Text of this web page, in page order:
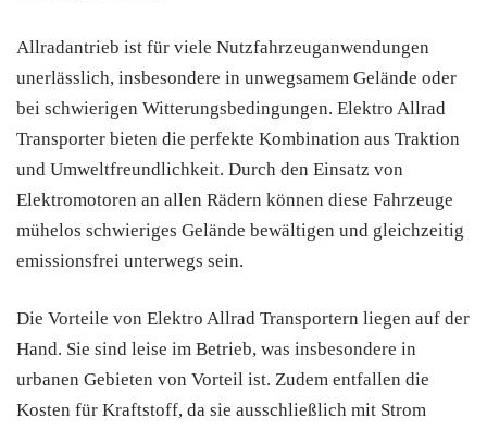
Allradantrieb ist für viele Nutzfahrzeuganwendungen
unerlässlich, insbesondere in unwegsamem Gelände oder
bei schwierigen Witterungsbedingungen. Elektro Allrad
Transporter bieten die perfekte Kombination aus Traktion
und Umweltfreundlichkeit. Durch den Einsatz von
Elektromotoren an allen Rädern können diese Fahrzeuge
mühelos schwieriges Gelände bewältigen und gleichzeitig
emissionsfrei unterwegs sein.
Die Vorteile von Elektro Allrad Transportern liegen auf der
Hand. Sie sind leise im Betrieb, was insbesondere in
urbanen Gebieten von Vorteil ist. Zudem entfallen die
Kosten für Kraftstoff, da sie ausschließlich mit Strom